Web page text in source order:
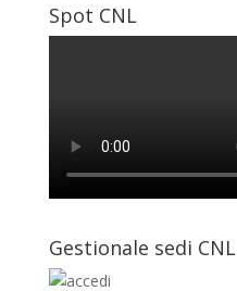
Spot CNL
Gestionale sedi CNL